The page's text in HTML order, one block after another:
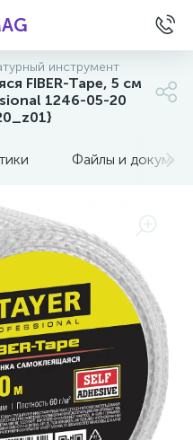
инструмент
FIBER-Tape, 5 см
1246-05-20
Файлы и